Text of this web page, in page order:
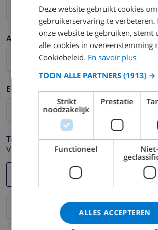
Achternaam *
E-mail *
Telefoonnummer *
Voor het geval dat uw e-mail adres niet
Deze website gebruikt cookies
gebruikerservaring te verbeteren.
onze website te gebruiken, stemt
alle cookies in overeenstemming
Cookiebeleid. En savoir plus
TOON ALLE PARTNERS (1913) →
Strikt
noodzakelijk
Prestatie
Functioneel
Niet-
ALLES ACCEPTEREN